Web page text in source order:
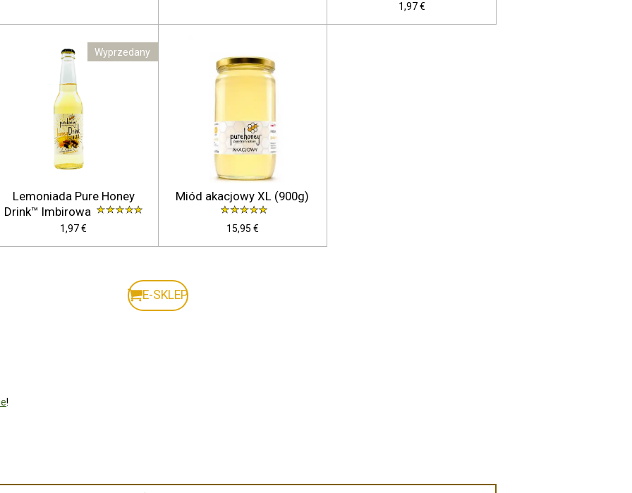
1,97 €
Wyprzedany
Lemoniada Pure Honey
Drink™ Imbirowa
1,97 €
Miód akacjowy XL (900g)
15,95 €
E-SKLEP
!